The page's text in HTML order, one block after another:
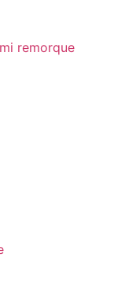
remorque